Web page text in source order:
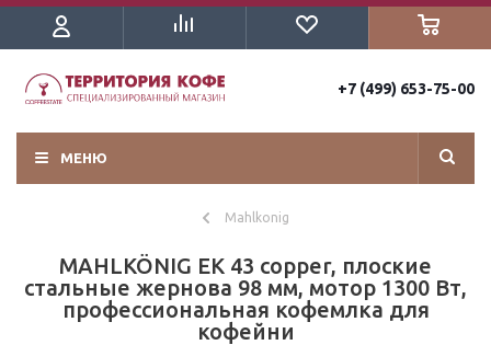
+7 (499) 653-75-00
МЕНЮ
Mahlkonig
MAHLKÖNIG EK 43 copper, плоские
стальные жернова 98 мм, мотор 1300 Вт,
профессиональная кофемлка для
кофейни